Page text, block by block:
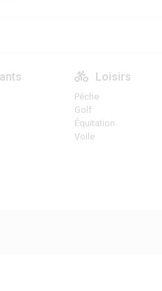
Loisirs
Pêche
Golf
Équitation
Voile